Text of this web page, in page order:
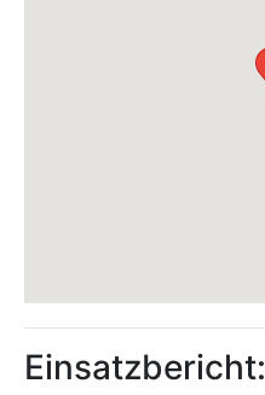
Einsatzbericht: